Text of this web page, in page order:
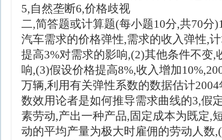
5,自然垄断 6,价格歧视
二,简答题或计算题(每小题10分,共70分)
汽车需求的价格弹性,需求的收入弹性,
提高3%对需求的影响, (2)其他条件不变
响, (3)假设价格提高8%,收入增加
万辆,利用有关弹性系数的数据估计
数效用论者是如何推导需求曲线的 3,假
素劳动,产出一种产品,固定成本为既定,
动的平均产量为极大时雇佣的劳动人数,